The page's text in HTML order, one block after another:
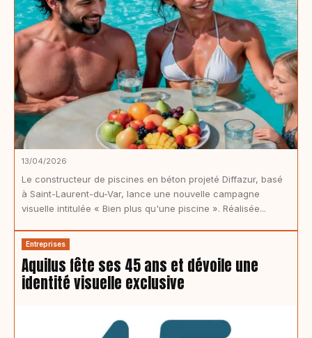
13/04/2026
Le constructeur de piscines en béton projeté Diffazur, basé
à Saint-Laurent-du-Var, lance une nouvelle campagne
visuelle intitulée « Bien plus qu'une piscine ». Réalisée...
Entreprises
Aquilus fête ses 45 ans et dévoile une
identité visuelle exclusive